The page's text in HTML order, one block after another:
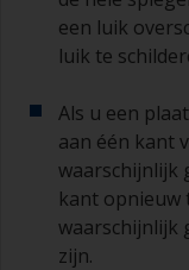
een luik
luik te
Als u een
aan één kant
waarschijnlijk
kant opnieuw
waarschijnlijk
zijn.